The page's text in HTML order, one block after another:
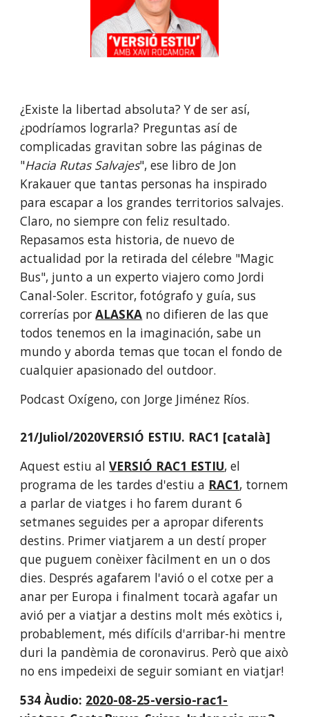
¿Existe la libertad absoluta? Y de ser así,
¿podríamos lograrla? Preguntas así de
complicadas gravitan sobre las páginas de
"Hacia Rutas Salvajes", ese libro de Jon
Krakauer que tantas personas ha inspirado
para escapar a los grandes territorios salvajes.
Claro, no siempre con feliz resultado.
Repasamos esta historia, de nuevo de
actualidad por la retirada del célebre "Magic
Bus", junto a un experto viajero como Jordi
Canal-Soler. Escritor, fotógrafo y guía, sus
correrías por ALASKA no difieren de las que
todos tenemos en la imaginación, sabe un
mundo y aborda temas que tocan el fondo de
cualquier apasionado del outdoor.
Podcast Oxígeno, con Jorge Jiménez Ríos.
21/Juliol/2020VERSIÓ ESTIU. RAC1 [català]
Aquest estiu al VERSIÓ RAC1 ESTIU, el
programa de les tardes d'estiu a RAC1, tornem
a parlar de viatges i ho farem durant 6
setmanes seguides per a apropar diferents
destins. Primer viatjarem a un destí proper
que puguem conèixer fàcilment en un o dos
dies. Després agafarem l'avió o el cotxe per a
anar per Europa i finalment tocarà agafar un
avió per a viatjar a destins molt més exòtics i,
probablement, més difícils d'arribar-hi mentre
duri la pandèmia de coronavirus. Però que això
no ens impedeixi de seguir somiant en viatjar!
534 Àudio: 2020-08-25-versio-rac1-